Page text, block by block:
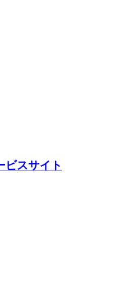
スサイト